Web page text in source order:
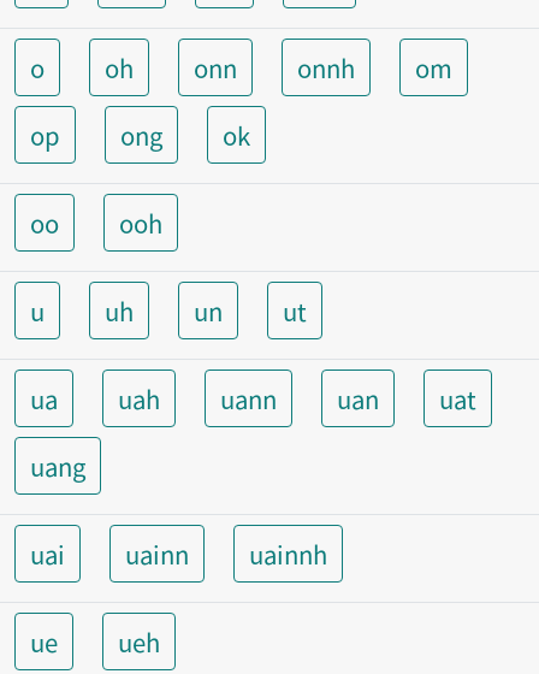
o oh onn onnh
om
op
ong ok
oo ooh
u uh un ut
ua uah uann uan
uat
uang
uai uainn uainnh
ue ueh